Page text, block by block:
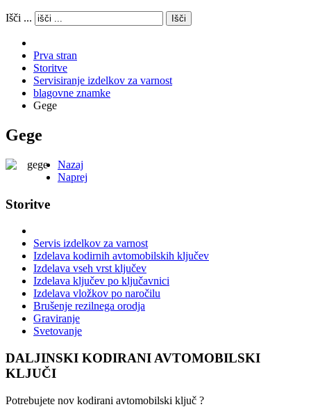
Išči ... Išči
Prva stran
Storitve
Servisiranje izdelkov za varnost
blagovne znamke
Gege
Gege
Nazaj
Naprej
Storitve
Servis izdelkov za varnost
Izdelava kodirnih avtomobilskih ključev
Izdelava vseh vrst ključev
Izdelava ključev po ključavnici
Izdelava vložkov po naročilu
Brušenje rezilnega orodja
Graviranje
Svetovanje
DALJINSKI KODIRANI AVTOMOBILSKI
KLJUČI
Potrebujete nov kodirani avtomobilski ključ ?